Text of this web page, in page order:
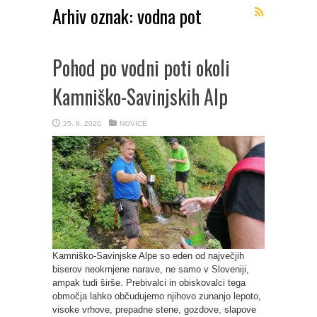
Arhiv oznak:vodna pot
Pohod po vodni poti okoli
Kamniško-Savinjskih Alp
25. 8. 2020 NOVICE
Kamniško-Savinjske Alpe so eden od največjih
biserov neokrnjene narave, ne samo v Sloveniji,
ampak tudi širše. Prebivalci in obiskovalci tega
območja lahko občudujemo njihovo zunanjo lepoto,
visoke vrhove, prepadne stene, gozdove, slapove